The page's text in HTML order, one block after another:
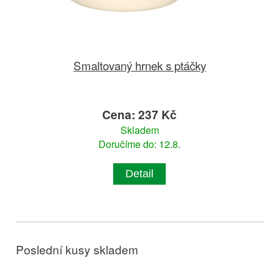
Smaltovaný hrnek s ptáčky
Cena: 237 Kč
Skladem
Doručíme do: 12.8.
Detail
Poslední kusy skladem